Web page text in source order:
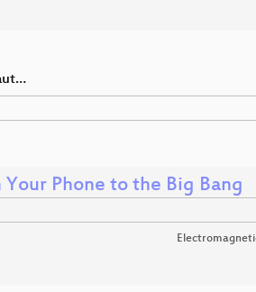
Phone to the Big Bang